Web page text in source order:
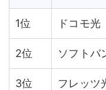
1位 ドコモ光
2位 ソフトバ
3位 フレッツ